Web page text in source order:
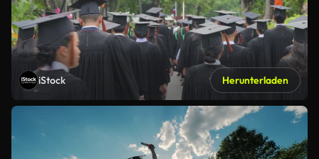
iStock Herunterladen